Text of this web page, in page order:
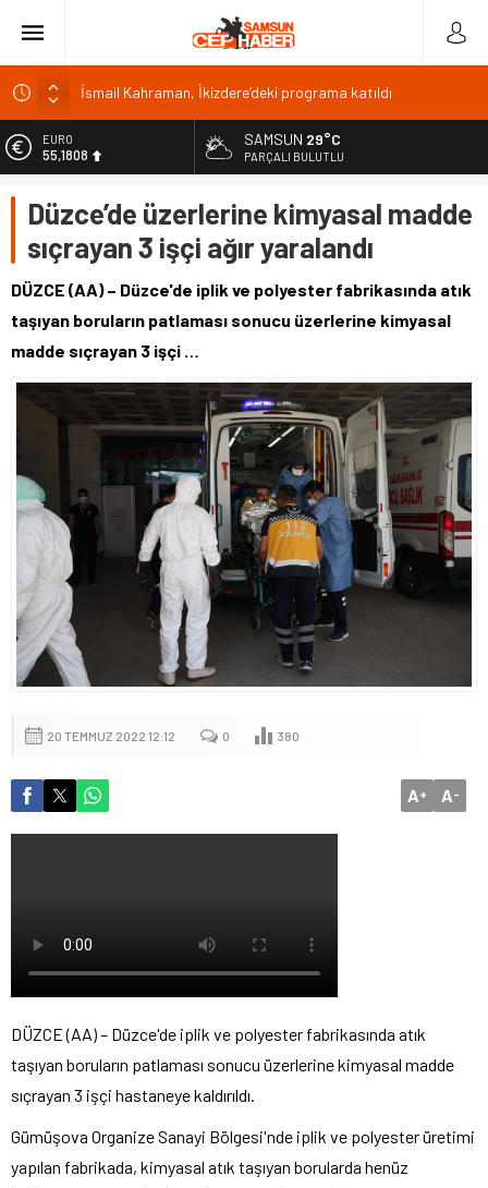
Akülü aracındayken otomobilin çarptığı emekli astsubay
Antalya’da nem yüzde 80, hissedilen sıcaklık 40 derece
Isparta’da bisiklet kupası heyecanı 371 sporcuyla sürüyor
EURO
55,1808
6.662,82
BİST
13.779,39
DOLAR
47,6961
SAMSUN 29°C
PARÇALI BULUTLU
Düzce’de üzerlerine kimyasal madde
sıçrayan 3 işçi ağır yaralandı
DÜZCE (AA) – Düzce'de iplik ve polyester fabrikasında atık
taşıyan boruların patlaması sonucu üzerlerine kimyasal
madde sıçrayan 3 işçi …
20 TEMMUZ 2022 12:12 0 380
A+ A-
DÜZCE (AA) – Düzce'de iplik ve polyester fabrikasında atık
taşıyan boruların patlaması sonucu üzerlerine kimyasal madde
sıçrayan 3 işçi hastaneye kaldırıldı.
Gümüşova Organize Sanayi Bölgesi'nde iplik ve polyester üretimi
yapılan fabrikada, kimyasal atık taşıyan borularda henüz